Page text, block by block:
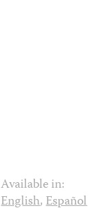
Available in:
English,Español